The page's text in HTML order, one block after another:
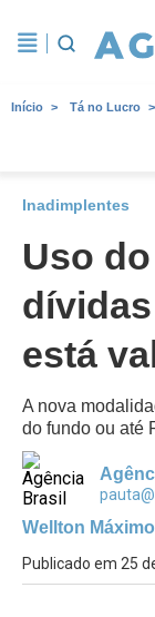
Início Tá no Lucro
Inadimplentes
Uso
está
A nova
do fundo ou até
Wellton Máximo
Publicado em 25